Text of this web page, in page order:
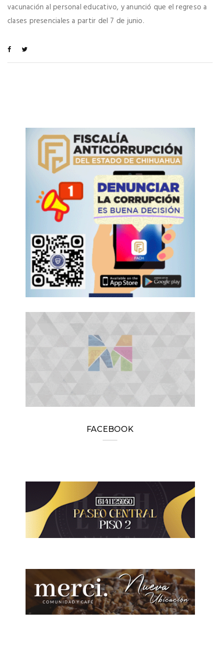
vacunación al personal educativo, y anunció que el regreso a
clases presenciales a partir del 7 de junio.
FACEBOOK